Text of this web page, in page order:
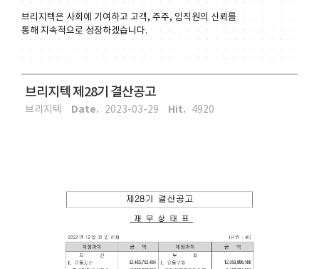
브리지텍은 사회에 기여하고 고객, 주주, 임직원의 신뢰를
통해 지속적으로 성장하겠습니다.
브리지텍 제28기 결산공고
브리지텍 Date. 2023-03-29 Hit. 4920